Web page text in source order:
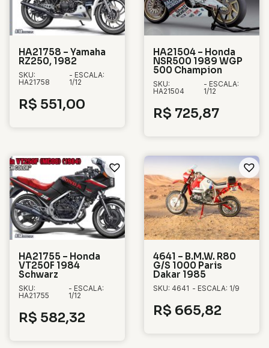
HA21758 – Yamaha
RZ250, 1982
SKU:
HA21758
- ESCALA:
1/12
R$ 551,00
HA21504 – Honda
NSR500 1989 WGP
500 Champion
SKU:
HA21504
- ESCALA:
1/12
R$ 725,87
HA21755 – Honda
VT250F 1984
Schwarz
SKU:
HA21755
- ESCALA:
1/12
R$ 582,32
4641 – B.M.W. R80
G/S 1000 Paris
Dakar 1985
SKU: 4641 - ESCALA: 1/9
R$ 665,82